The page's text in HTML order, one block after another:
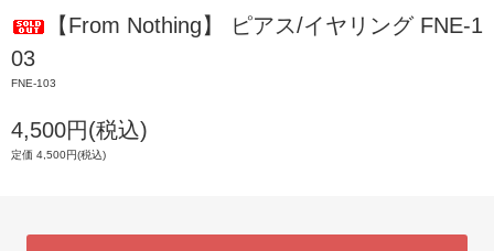
【From Nothing】 ピアス/イヤリング FNE-1
03
FNE-103
4,500円(税込)
定価 4,500円(税込)